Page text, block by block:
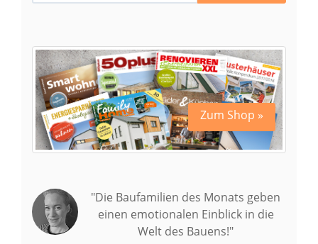
Zum Shop »
"Die Baufamilien des Monats geben
einen emotionalen Einblick in die
Welt des Bauens!"